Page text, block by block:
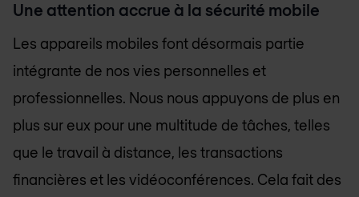
Une attention accrue à la sécurité mobile
Les appareils mobiles font désormais partie
intégrante de nos vies personnelles et
professionnelles. Nous nous appuyons de plus en
plus sur eux pour une multitude de tâches, telles
que le travail à distance, les transactions
financières et les vidéoconférences. Cela fait des